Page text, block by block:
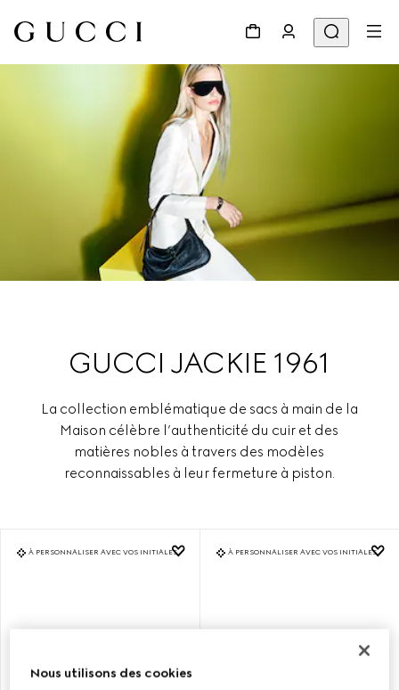
GUCCI JACKIE 1961
La collection emblématique de sacs à main de la
Maison célèbre l’authenticité du cuir et des
matières nobles à travers des modèles
reconnaissables à leur fermeture à piston.
À PERSONNALISER AVEC VOS INITIALES À PERSONNALISER AVEC VOS INITIALES
Nous utilisons des cookies